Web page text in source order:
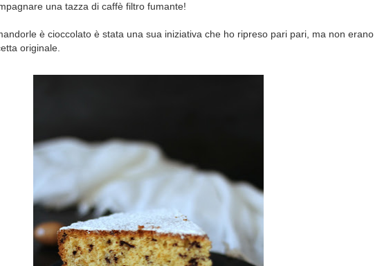
una tazza di caffè filtro fumante!
è cioccolato è stata una sua iniziativa che ho ripreso pari pari, ma non erano
originale.